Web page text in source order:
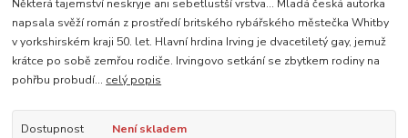
Některá tajemství neskryje ani sebetlustší vrstva… Mladá česká autorka
napsala svěží román z prostředí britského rybářského městečka Whitby
v yorkshirském kraji 50. let. Hlavní hrdina Irving je dvacetiletý gay, jemuž
krátce po sobě zemřou rodiče. Irvingovo setkání se zbytkem rodiny na
pohřbu probudí... celý popis
Dostupnost
Není skladem